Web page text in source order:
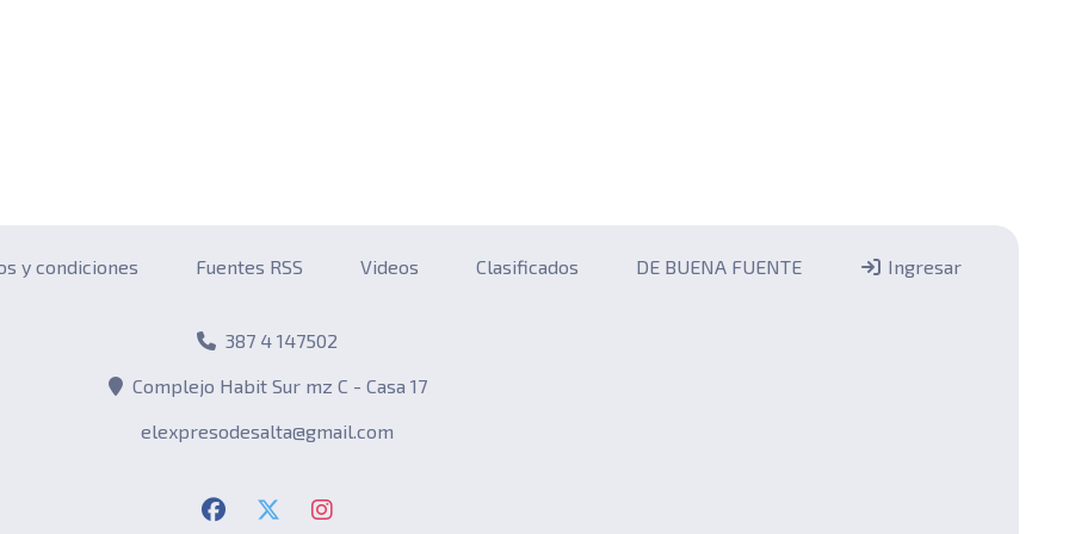
y condiciones Fuentes RSS Videos Clasificados DE BUENA FUENTE Ingresar
387 4 147502
Complejo Habit Sur mz C - Casa 17
elexpresodesalta@gmail.com